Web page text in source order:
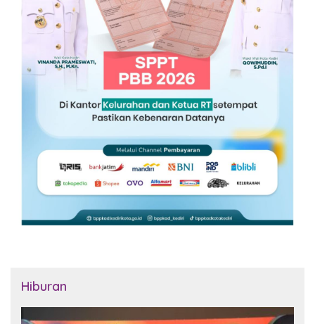
Hiburan